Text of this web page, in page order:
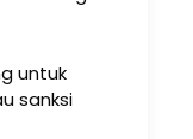
untuk
sanksi